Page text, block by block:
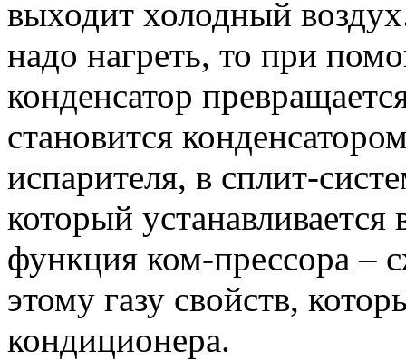
выходит холодный
надо нагреть, то при
конденсатор
становится
испарителя, в сплит-
который
функция ком-прессора –
этому газу свойств,
кондиционера.